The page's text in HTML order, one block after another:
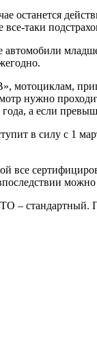
таки
младше
мотоциклам,
нужно
года, а если
в силу с 1
все
– стандартный.